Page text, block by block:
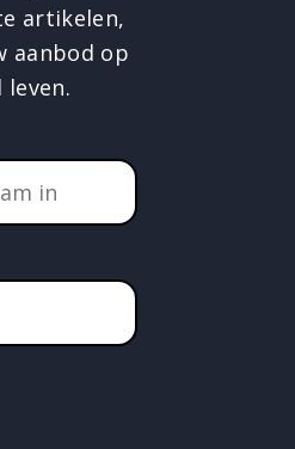
artikelen,
aanbod op